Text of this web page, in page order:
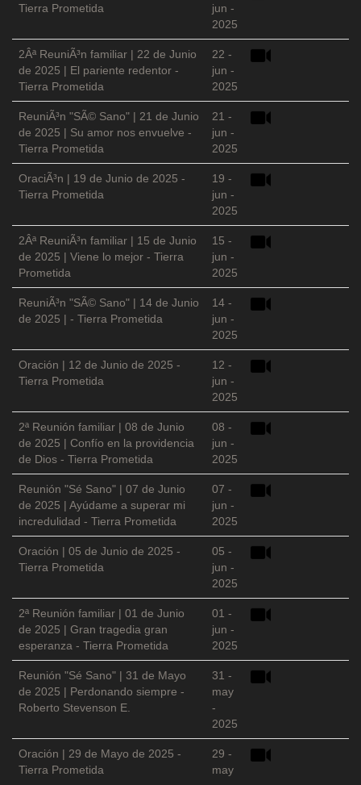
Tierra Prometida
jun -
2025
2Âª ReuniÃ³n familiar | 22 de Junio
de 2025 | El pariente redentor -
Tierra Prometida
22 -
jun -
2025
ReuniÃ³n "SÃ© Sano" | 21 de Junio
de 2025 | Su amor nos envuelve -
Tierra Prometida
21 -
jun -
2025
OraciÃ³n | 19 de Junio de 2025 -
Tierra Prometida
19 -
jun -
2025
2Âª ReuniÃ³n familiar | 15 de Junio
de 2025 | Viene lo mejor - Tierra
Prometida
15 -
jun -
2025
ReuniÃ³n "SÃ© Sano" | 14 de Junio
de 2025 | - Tierra Prometida
14 -
jun -
2025
Oración | 12 de Junio de 2025 -
Tierra Prometida
12 -
jun -
2025
2ª Reunión familiar | 08 de Junio
de 2025 | Confío en la providencia
de Dios - Tierra Prometida
08 -
jun -
2025
Reunión "Sé Sano" | 07 de Junio
de 2025 | Ayúdame a superar mi
incredulidad - Tierra Prometida
07 -
jun -
2025
Oración | 05 de Junio de 2025 -
Tierra Prometida
05 -
jun -
2025
2ª Reunión familiar | 01 de Junio
de 2025 | Gran tragedia gran
esperanza - Tierra Prometida
01 -
jun -
2025
Reunión "Sé Sano" | 31 de Mayo
de 2025 | Perdonando siempre -
Roberto Stevenson E.
31 -
may
-
2025
Oración | 29 de Mayo de 2025 -
Tierra Prometida
29 -
may